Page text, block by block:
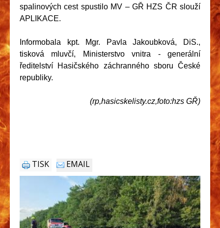
spalinových cest spustilo MV – GŘ HZS ČR slouží
APLIKACE.
Informobala kpt. Mgr. Pavla Jakoubková, DiS.,
tisková mluvčí, Ministerstvo vnitra - generální
ředitelství Hasičského záchranného sboru České
republiky.
(rp,hasicskelisty.cz,foto:hzs GŘ)
EMAIL
TISK